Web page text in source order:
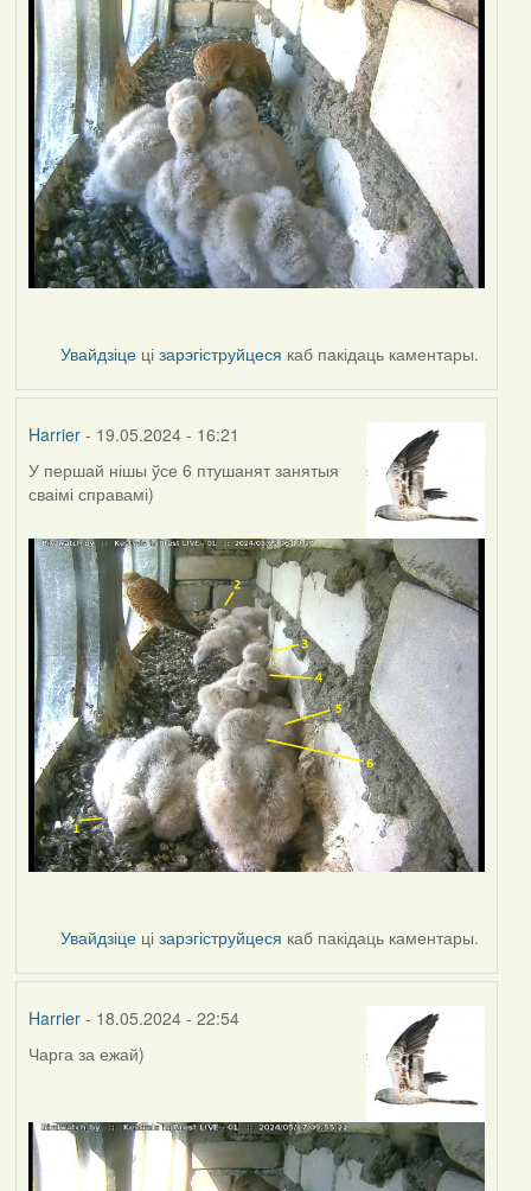
Увайдзіце цізарэгіструйцеся каб пакідаць каментары.
Harrier- 19.05.2024 - 16:21
У першай нішы ўсе 6 птушанят занятыя
сваімі справамі)
Увайдзіце цізарэгіструйцеся каб пакідаць каментары.
Harrier- 18.05.2024 - 22:54
Чарга за ежай)